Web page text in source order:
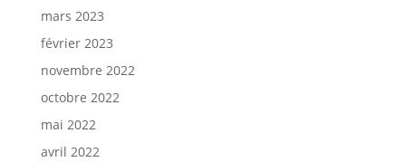
mars 2023
février 2023
novembre 2022
octobre 2022
mai 2022
avril 2022